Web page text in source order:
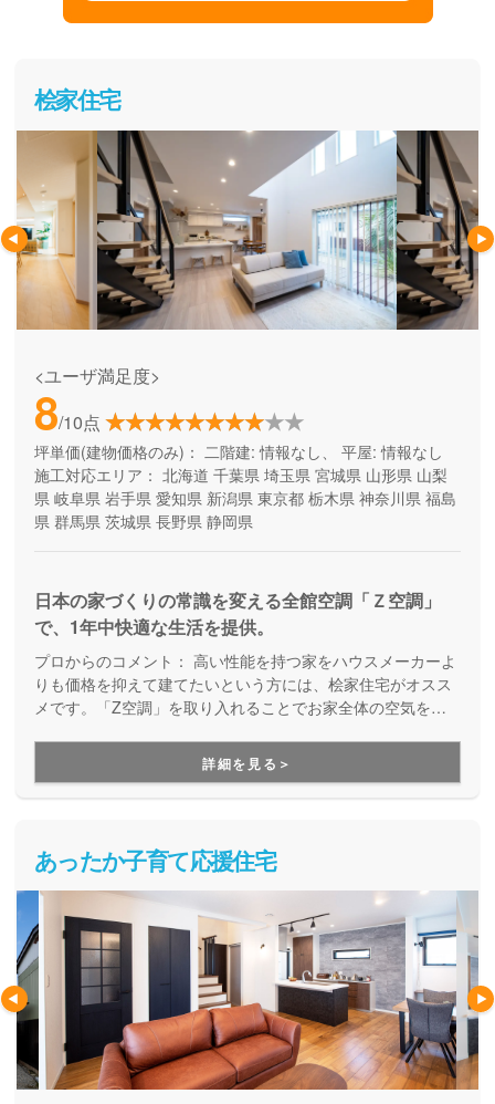
桧家住宅
<ユーザ満足度>
8/10点
坪単価(建物価格のみ)： 二階建: 情報なし、 平屋: 情報なし
施工対応エリア： 北海道 千葉県 埼玉県 宮城県 山形県 山梨
県 岐阜県 岩手県 愛知県 新潟県 東京都 栃木県 神奈川県 福島
県 群馬県 茨城県 長野県 静岡県
日本の家づくりの常識を変える全館空調「Ｚ空調」
で、1年中快適な生活を提供。
プロからのコメント： 高い性能を持つ家をハウスメーカーよ
りも価格を抑えて建てたいという方には、桧家住宅がオスス
メです。「Z空調」を取り入れることでお家全体の空気を循
まいづくりをしています。Z空調の性能を体験できる施設も
あるので、体験した上で納得してお家づくりを進めることが
出来ます。是非一度、実際に足を運んで体験してみてくださ
詳細を見る＞
あったか子育て応援住宅